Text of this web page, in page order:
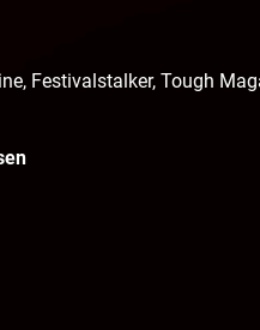
Festivalstalker, Tough